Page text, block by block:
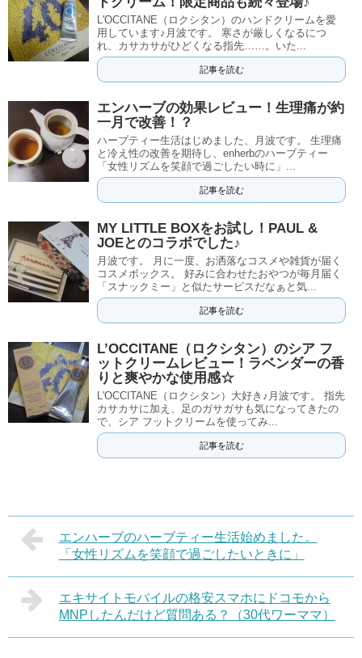
L'OCCITANE（ロクシタン）のハンドクリームを愛
用しています♪月波です。 寒さが厳しくなるにつ
れ、カサカサがひどくなる指先……。いた...
記事を読む
エンハーブの効果レビュー！生理痛が約
一月で改善！？
ハーブティー生活はじめました、月波です。 生理痛
と冷え性の改善を期待し、enherbのハーブティー
「女性リズムを笑顔で過ごしたい時に」...
記事を読む
MY LITTLE BOXをお試し！PAUL &
JOEとのコラボでした♪
月波です。 月に一度、お洒落なコスメや雑貨が届く
コスメボックス。 好みに合わせたおやつが毎月届く
「スナックミー」と似たサービスだなぁと気...
記事を読む
L’OCCITANE（ロクシタン）のシア フ
ットクリームレビュー！ラベンダーの香
りと爽やかな使用感☆
L'OCCITANE（ロクシタン）大好き♪月波です。 指先
カサカサに加え、足のガサガサも気になってきたの
で、シア フットクリームを使ってみ...
記事を読む
エンハーブのハーブティー生活始めました。
「女性リズムを笑顔で過ごしたいときに」
エキサイトモバイルの格安スマホにドコモから
MNPしたんだけど質問ある？（30代ワーママ）